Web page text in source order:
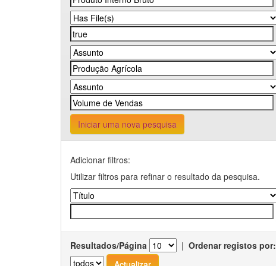
Iniciar uma nova pesquisa
Adicionar filtros:
Utilizar filtros para refinar o resultado da pesquisa.
Resultados/Página | Ordenar registos por: